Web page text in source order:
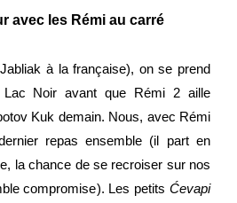
avec les Rémi au carré
à la française), on se prend
Noir avant que Rémi 2 aille
Kuk demain. Nous, avec Rémi
repas ensemble (il part en
la chance de se recroiser sur nos
compromise). Les petits Ćevapi